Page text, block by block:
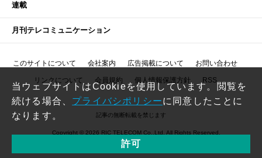
連載
月刊テレコミュニケーション
このサイトについて 会社案内 広告掲載について お問い合わせ
リンクについて 会員規約 個人情報保護方針 RSS
記事の無断転載を禁じます
Copyright © 2026 RIC TELECOM Co.,Ltd. All Rights Reserved.
当ウェブサイトはCookieを使用しています。閲覧を
続ける場合、 プライバシポリシーに同意したことに
なります。
許可